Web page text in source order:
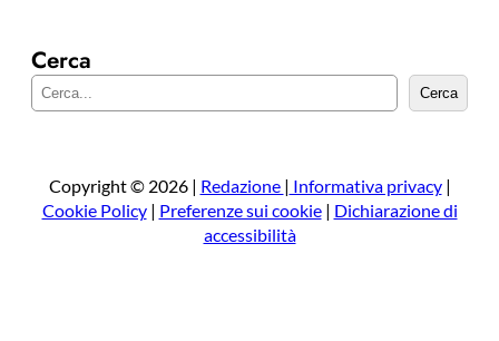
Cerca
e
a
Cerca
Copyright © 2026 | Redazione | Informativa privacy|
Cookie Policy| Preferenze sui cookie| Dichiarazione di
accessibilità